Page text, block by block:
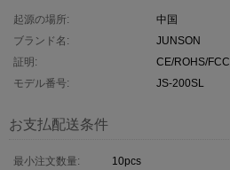
起源の場所:
中国
ブランド名:
JUNSON
証明:
CE/ROHS/FCC
モデル番号:
JS-200SL
お支払配送条件
最小注文数量:
10pcs